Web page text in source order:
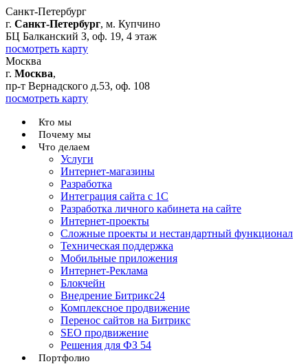
Санкт-Петербург
г. Санкт-Петербург, м. Купчино
БЦ Балканский З, оф. 19, 4 этаж
посмотреть карту
Москва
г. Москва,
пр-т Вернадского д.53, оф. 108
посмотреть карту
Кто мы
Почему мы
Что делаем
Услуги
Интернет-магазины
Разработка
Интеграция сайта с 1С
Разработка личного кабинета на сайте
Интернет-проекты
Сложные проекты и нестандартный функционал
Teхническая поддержка
Мобильные приложения
Интернет-Реклама
Блокчейн
Внедрение Битрикс24
Комплексное продвижение
Перенос сайтов на Битрикс
SEO продвижение
Решения для ФЗ 54
Портфолио